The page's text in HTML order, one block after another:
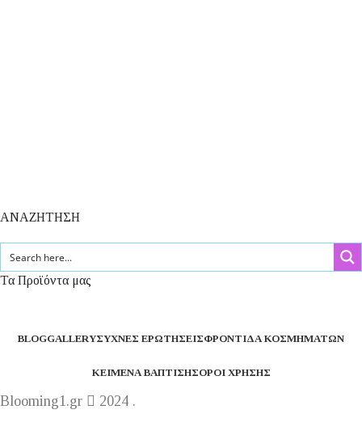
ΑΝΑΖΗΤΗΣΗ
Τα Προϊόντα μας
BLOGGALLERYΣΥΧΝΈΣ ΕΡΩΤΉΣΕΙΣΦΡΟΝΤΊΔΑ ΚΟΣΜΗΜΆΤΩΝ
ΚΕΊΜΕΝΑ ΒΆΠΤΙΣΗΣΌΡΟΙ ΧΡΉΣΗΣ
Blooming1.gr
2024 .